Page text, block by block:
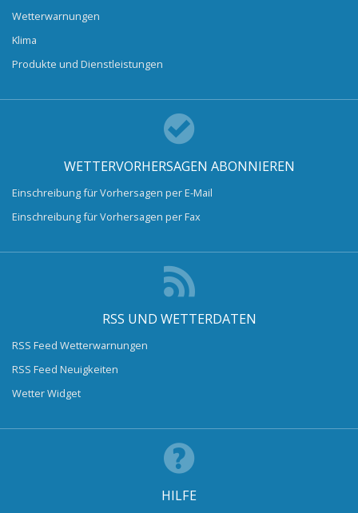
Wetterwarnungen
Klima
Produkte und Dienstleistungen
WETTERVORHERSAGEN ABONNIEREN
Einschreibung für Vorhersagen per E-Mail
Einschreibung für Vorhersagen per Fax
RSS UND WETTERDATEN
RSS Feed Wetterwarnungen
RSS Feed Neuigkeiten
Wetter Widget
HILFE